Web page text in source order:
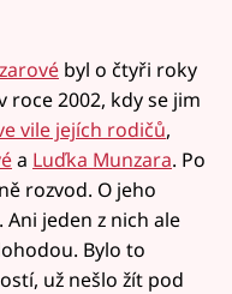
byl o čtyři roky
roce 2002, kdy se jim
vile jejích rodičů,
a Luďka Munzara. Po
rozvod. O jeho
jeden z nich ale
Bylo to
už nešlo žít pod